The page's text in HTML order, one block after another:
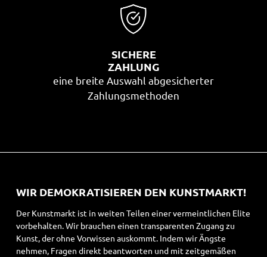
SICHERE
ZAHLUNG
eine breite Auswahl abgesicherter
Zahlungsmethoden
WIR DEMOKRATISIEREN DEN KUNSTMARKT!
Der Kunstmarkt ist in weiten Teilen einer vermeintlichen Elite
vorbehalten. Wir brauchen einen transparenten Zugang zu
Kunst, der ohne Vorwissen auskommt. Indem wir Ängste
nehmen, Fragen direkt beantworten und mit zeitgemäßen